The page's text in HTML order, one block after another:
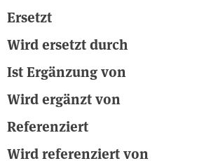
Ersetzt
Wird ersetzt durch
Ist Ergänzung von
Wird ergänzt von
Referenziert
Wird referenziert von